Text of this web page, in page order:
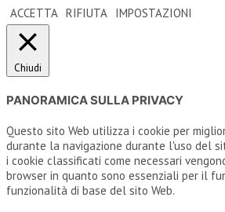
ACCETTA RIFIUTA IMPOSTAZIONI
Chiudi
PANORAMICA SULLA PRIVACY
Questo sito Web utilizza i cookie per
durante la navigazione durante l'uso del
i cookie classificati come necessari
browser in quanto sono essenziali per il
funzionalità di base del sito Web.